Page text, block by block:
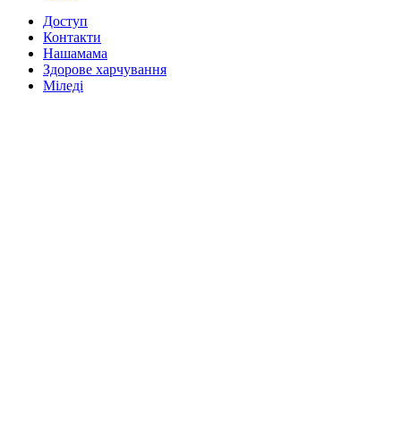
Доступ
Контакти
Нашамама
Здорове харчування
Міледі